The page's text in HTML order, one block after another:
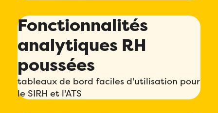
Fonctionnalités
analytiques RH
poussées
tableaux de bord faciles d'utilisation pour
le SIRH et l'ATS